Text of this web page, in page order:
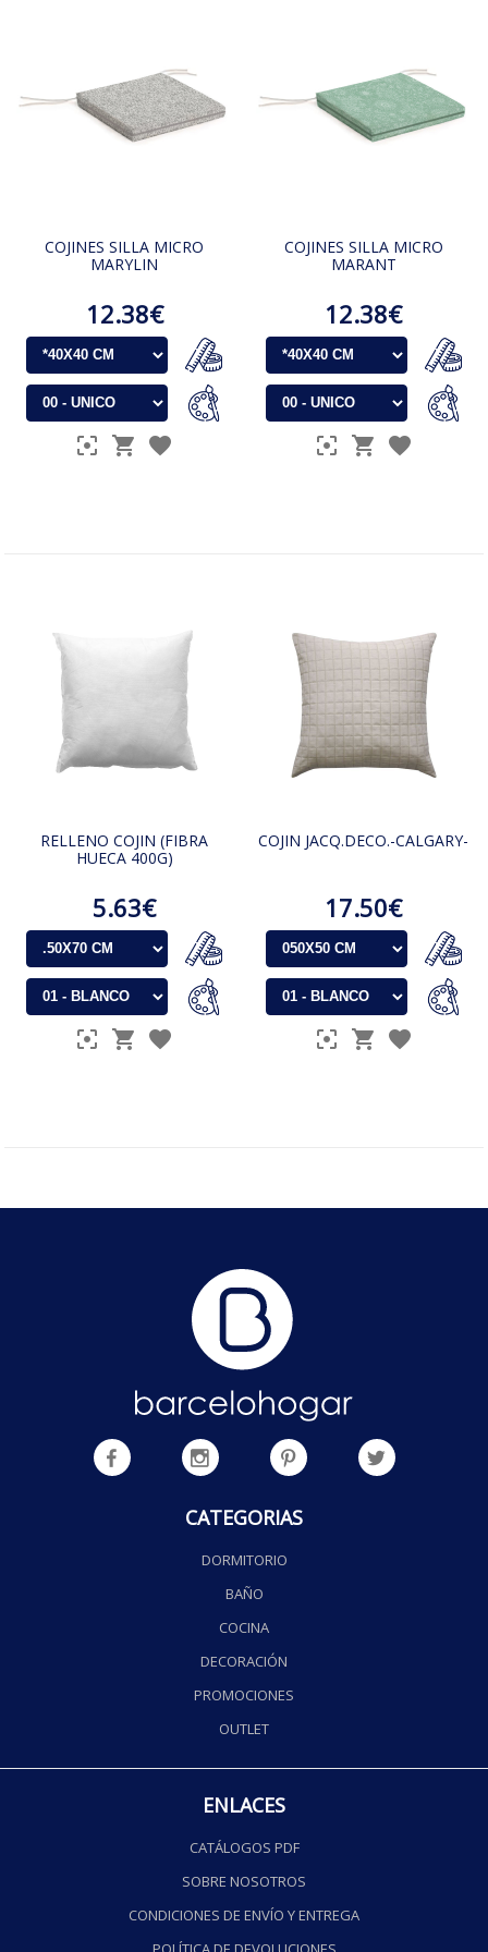
COJINES SILLA MICRO
MARYLIN
12.38€
COJINES SILLA MICRO
MARANT
12.38€
RELLENO COJIN (FIBRA
HUECA 400G)
5.63€
COJIN JACQ.DECO.-CALGARY-
17.50€
CATEGORIAS
DORMITORIO
BAÑO
COCINA
DECORACIÓN
PROMOCIONES
OUTLET
ENLACES
CATÁLOGOS PDF
SOBRE NOSOTROS
CONDICIONES DE ENVÍO Y ENTREGA